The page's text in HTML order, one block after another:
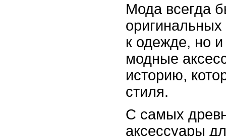
Мода всегда
оригинальных
к одежде, но
модные
историю,
стиля.
С самых
аксессуары